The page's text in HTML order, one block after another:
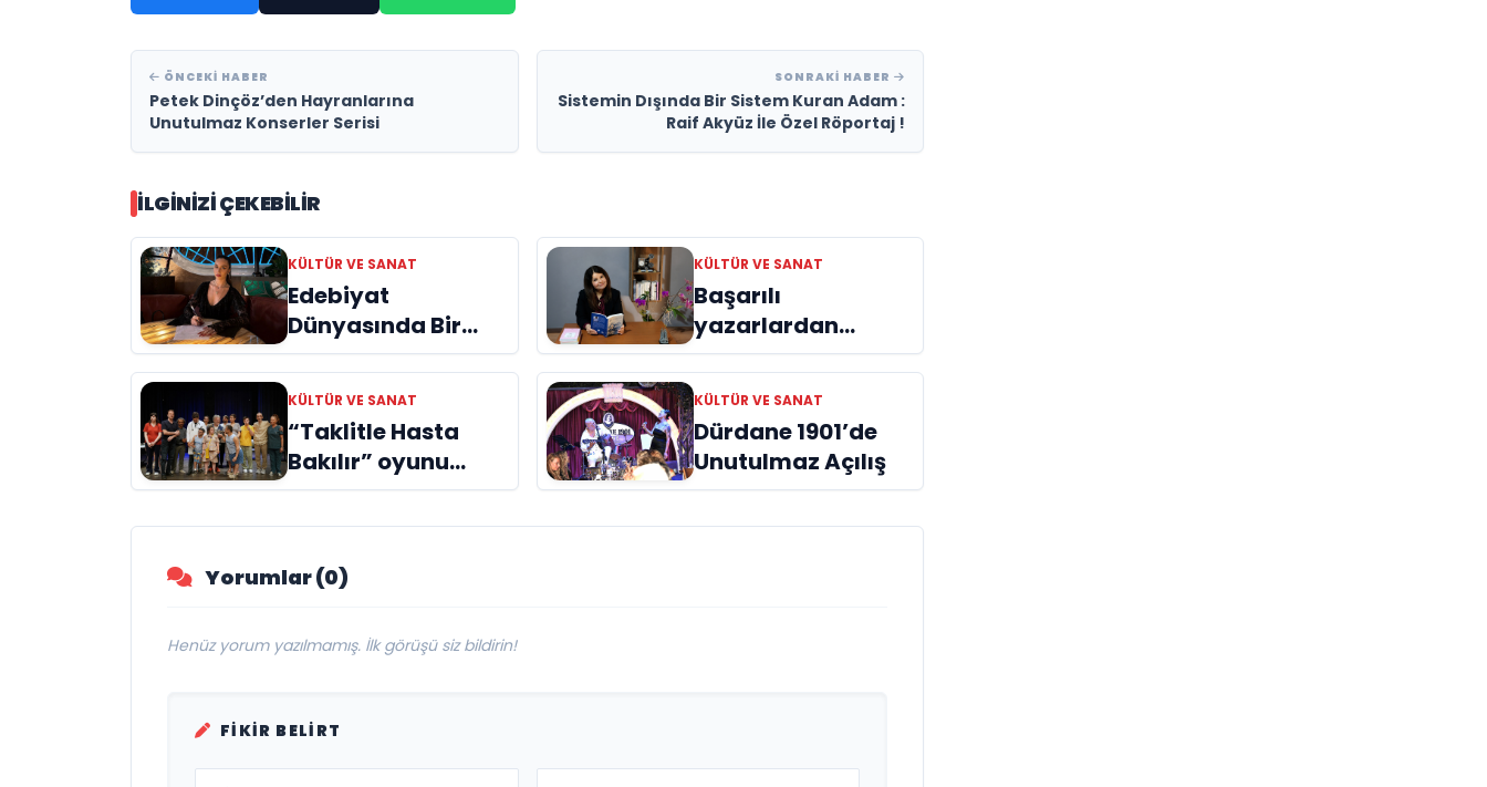
ÖNCEKI HABER
Petek Dinçöz’den Hayranlarına
Unutulmaz Konserler Serisi
SONRAKI HABER
Sistemin Dışında Bir Sistem Kuran Adam :
Raif Akyüz İle Özel Röportaj !
İLGINIZI ÇEKEBILIR
KÜLTÜR VE SANAT
Edebiyat
Dünyasında Bir
Genç Deha
Doğuyor: Dilruba
Engin ve Zift Karası
Evreni ‘AVENOİR’
KÜLTÜR VE SANAT
Başarılı
yazarlardan
Azime Savaş’tan
başucu kitabı
“Emanet”
raflardaki yerini
aldı
KÜLTÜR VE SANAT
“Taklitle Hasta
Bakılır” oyunu
engelleri sanatla
aştı
KÜLTÜR VE SANAT
Dürdane 1901’de
Unutulmaz Açılış
Yorumlar (0)
Henüz yorum yazılmamış. İlk görüşü siz bildirin!
FIKIR BELIRT